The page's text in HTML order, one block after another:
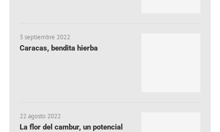
3 septiembre 2022
Caracas, bendita hierba
22 agosto 2022
La flor del cambur, un potencial